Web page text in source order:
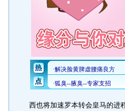
西也将加速罗本转会皇马的进